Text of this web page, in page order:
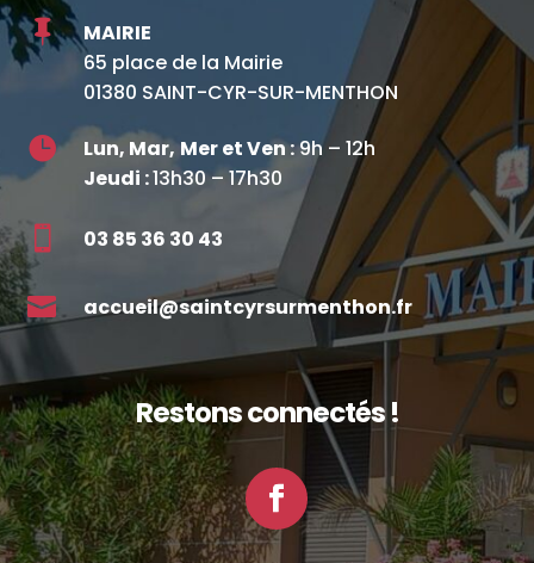

MAIRIE
65 place de la Mairie
01380 SAINT-CYR-SUR-MENTHON
 Lun, Mar,Mer et Ven :9h – 12h
Jeudi :13h30 – 17h30
 03 85 36 30 43
 accueil@saintcyrsurmenthon.fr
Restons connectés !
Facebook